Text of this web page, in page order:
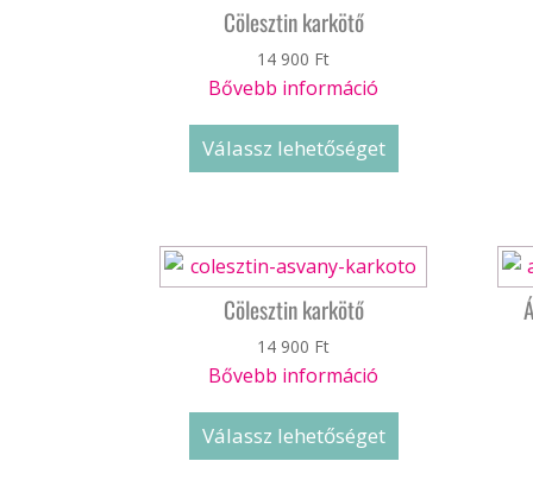
Cölesztin karkötő
14 900 Ft
Bővebb információ
Válassz lehetőséget
Cölesztin karkötő
14 900 Ft
Bővebb információ
Válassz lehetőséget